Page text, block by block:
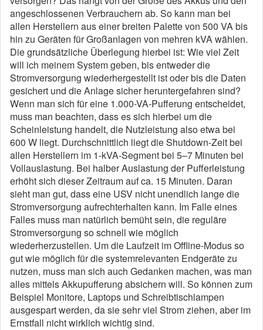
angeschlossenen Verbrauchern ab. So kann man bei
allen Herstellern aus einer breiten Palette von 500 VA bis
hin zu Geräten für Großanlagen von mehren kVA wählen.
Die grundsätzliche Überlegung hierbei ist: Wie viel Zeit
will ich meinem System geben, bis entweder die
Stromversorgung wiederhergestellt ist oder bis die Daten
gesichert und die Anlage sicher heruntergefahren sind?
Wenn man sich für eine 1.000-VA-Pufferung entscheidet,
muss man beachten, dass es sich hierbei um die
Scheinleistung handelt, die Nutzleistung also etwa bei
600 W liegt. Durchschnittlich liegt die Shutdown-Zeit bei
allen Herstellern im 1-kVA-Segment bei 5–7 Minuten bei
Vollauslastung. Bei halber Auslastung der Pufferleistung
erhöht sich dieser Zeitraum auf ca. 15 Minuten. Daran
sieht man gut, dass eine USV nicht unendlich lange die
Stromversorgung aufrechterhalten kann. Im Falle eines
Falles muss man natürlich bemüht sein, die reguläre
Stromversorgung so schnell wie möglich
wiederherzustellen. Um die Laufzeit im Offline-Modus so
gut wie möglich für die systemrelevanten Endgeräte zu
nutzen, muss man sich auch Gedanken machen, was man
alles mittels Akkupufferung absichern will. So können zum
Beispiel Monitore, Laptops und Schreibtischlampen
ausgespart werden, da sie sehr viel Strom ziehen, aber im
Ernstfall nicht wirklich wichtig sind.